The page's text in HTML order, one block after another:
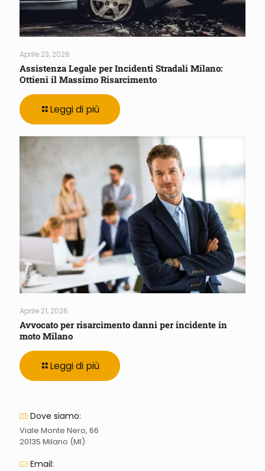
Aprile 23, 2026
Assistenza Legale per Incidenti Stradali Milano:
Ottieni il Massimo Risarcimento
Leggi di più
Aprile 21, 2026
Avvocato per risarcimento danni per incidente in
moto Milano
Leggi di più
Dove siamo:
Viale Monte Nero, 66
20135 Milano (MI)
Email: